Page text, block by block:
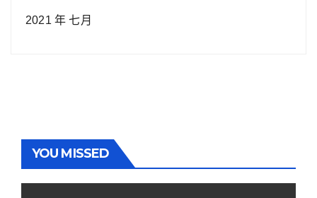
2021 年 七月
YOU MISSED